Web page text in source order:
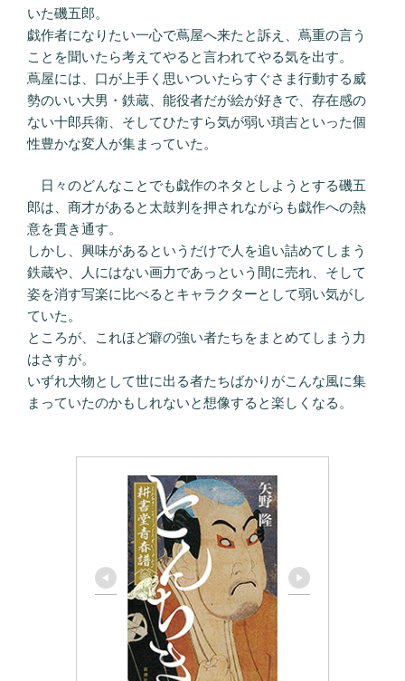
いた磯五郎。
戯作者になりたい一心で蔦屋へ来たと訴え、蔦重の言う
ことを聞いたら考えてやると言われてやる気を出す。
蔦屋には、口が上手く思いついたらすぐさま行動する威
勢のいい大男・鉄蔵、能役者だが絵が好きで、存在感の
ない十郎兵衛、そしてひたすら気が弱い瑣吉といった個
性豊かな変人が集まっていた。
日々のどんなことでも戯作のネタとしようとする磯五
郎は、商才があると太鼓判を押されながらも戯作への熱
意を貫き通す。
しかし、興味があるというだけで人を追い詰めてしまう
鉄蔵や、人にはない画力であっという間に売れ、そして
姿を消す写楽に比べるとキャラクターとして弱い気がし
ていた。
ところが、これほど癖の強い者たちをまとめてしまう力
はさすが。
いずれ大物として世に出る者たちばかりがこんな風に集
まっていたのかもしれないと想像すると楽しくなる。